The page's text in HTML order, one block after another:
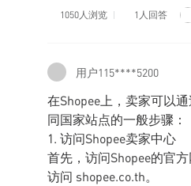
1050人浏览 1人回答
用户115****5200
在Shopee上，卖家可以
同国家站点的一般步骤：
1. 访问Shopee卖家中心
首先，访问Shopee的官
访问 shopee.co.th。